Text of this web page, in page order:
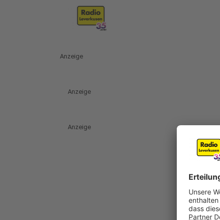
Anzeige
Anzeige
Anzeige